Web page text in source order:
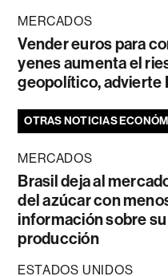
MERCADOS
Vender euros para
yenes aumenta el
geopolítico, advierte
OTRAS NOTICIAS
MERCADOS
Brasil deja al
del azúcar con
información sobre
producción
ESTADOS UNIDOS